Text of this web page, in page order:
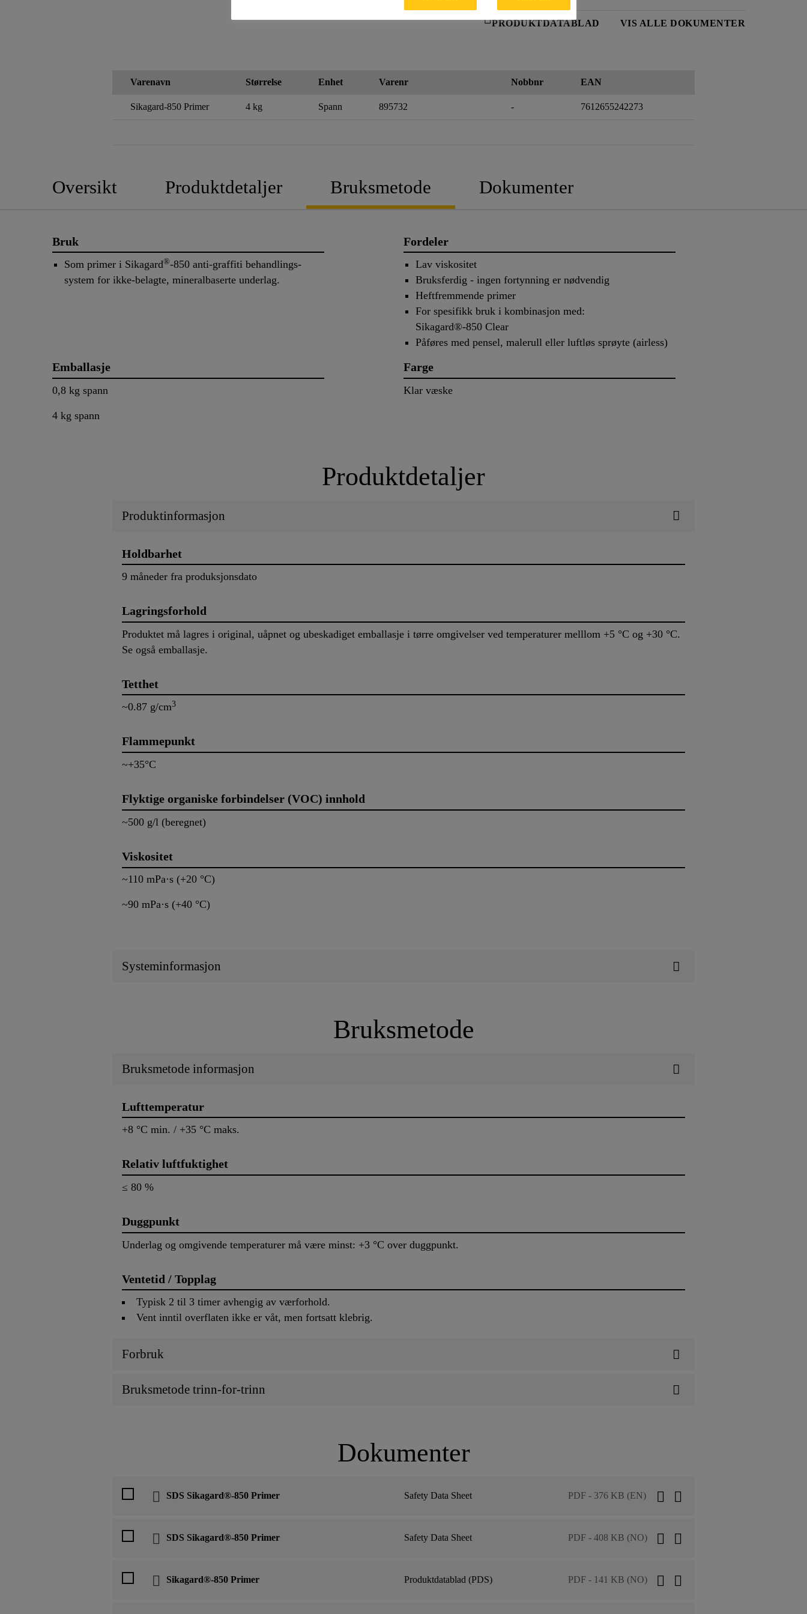
PRODUKTDATABLAD VIS ALLE DOKUMENTER
Varenavn Størrelse Enhet Varenr Nobbnr EAN
Sikagard-850 Primer 4 kg Spann 895732 - 7612655242273
Oversikt Produktdetaljer Bruksmetode Dokumenter
Bruk
Som primer i Sikagard®-850 anti-graffiti behandlings-
system for ikke-belagte, mineralbaserte underlag.
Fordeler
Lav viskositet
Bruksferdig - ingen fortynning er nødvendig
Heftfremmende primer
For spesifikk bruk i kombinasjon med:
Sikagard®-850 Clear
Påføres med pensel, malerull eller luftløs sprøyte (airless)
Emballasje
0,8 kg spann
4 kg spann
Farge
Klar væske
Produktdetaljer
Produktinformasjon
Holdbarhet
9 måneder fra produksjonsdato
Lagringsforhold
Produktet må lagres i original, uåpnet og ubeskadiget emballasje i tørre omgivelser ved temperaturer melllom +5 °C og +30 °C.
Se også emballasje.
Tetthet
~0.87 g/cm3
Flammepunkt
~+35°C
Flyktige organiske forbindelser (VOC) innhold
~500 g/l (beregnet)
Viskositet
~110 mPa·s (+20 °C)
~90 mPa·s (+40 °C)
Systeminformasjon
Bruksmetode
Bruksmetode informasjon
Lufttemperatur
+8 °C min. / +35 °C maks.
Relativ luftfuktighet
≤ 80 %
Duggpunkt
Underlag og omgivende temperaturer må være minst: +3 °C over duggpunkt.
Ventetid / Topplag
Typisk 2 til 3 timer avhengig av værforhold.
Vent inntil overflaten ikke er våt, men fortsatt klebrig.
Forbruk
Bruksmetode trinn-for-trinn
Dokumenter
SDS Sikagard®-850 Primer Safety Data Sheet PDF - 376 KB (EN)
SDS Sikagard®-850 Primer Safety Data Sheet PDF - 408 KB (NO)
Sikagard®-850 Primer Produktdatablad (PDS) PDF - 141 KB (NO)